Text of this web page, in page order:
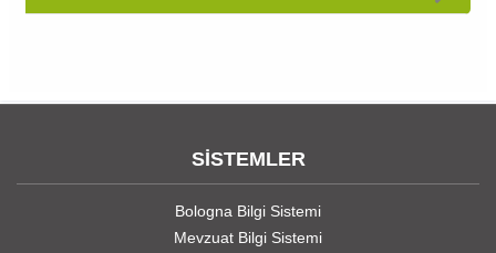
SİSTEMLER
Bologna Bilgi Sistemi
Mevzuat Bilgi Sistemi